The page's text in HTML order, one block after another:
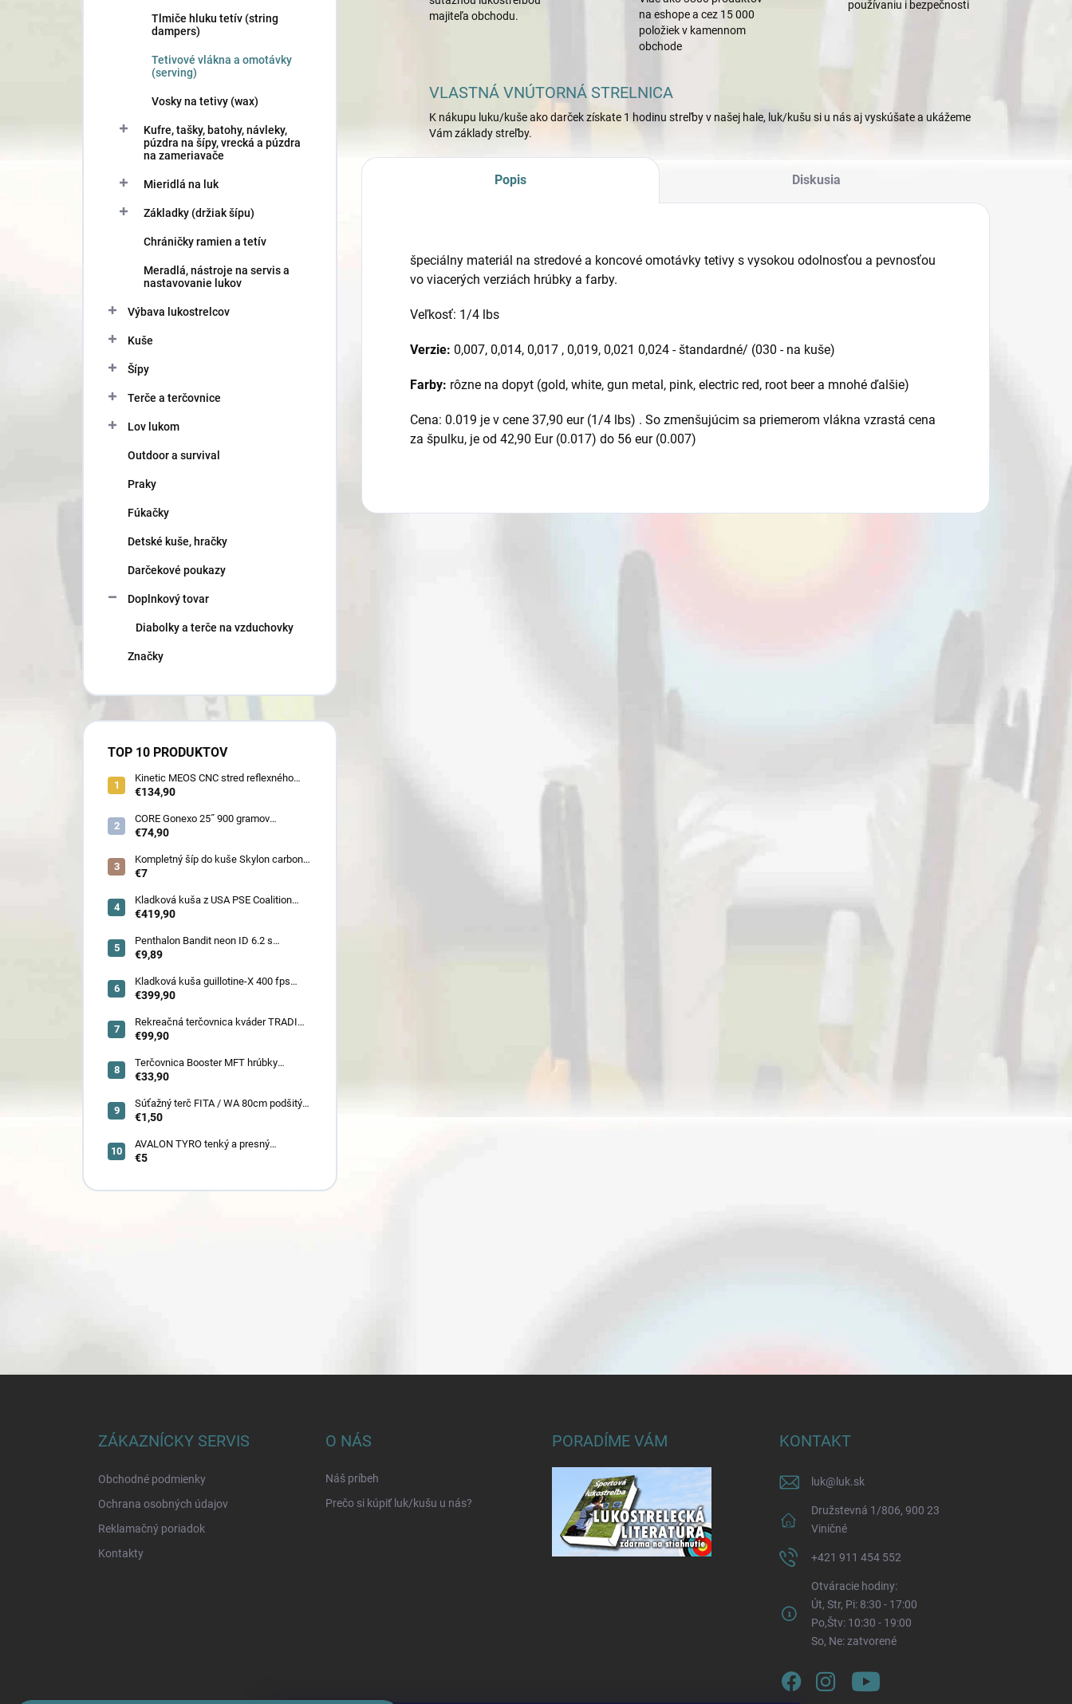
Tlmiče hluku tetív (string
dampers)
Tetivové vlákna a omotávky
(serving)
Vosky na tetivy (wax)
Kufre, tašky, batohy, návleky,
púzdra na šípy, vrecká a púzdra
na zameriavače
Mieridlá na luk
Základky (držiak šípu)
Chráničky ramien a tetív
Meradlá, nástroje na servis a
nastavovanie lukov
Výbava lukostrelcov
Kuše
Šípy
Terče a terčovnice
Lov lukom
Outdoor a survival
Praky
Fúkačky
Detské kuše, hračky
Darčekové poukazy
Doplnkový tovar
Diabolky a terče na vzduchovky
Značky
TOP 10 PRODUKTOV
Kinetic MEOS CNC stred reflexného
luku 21˝ pre deti 900 gramov
€134,90
CORE Gonexo 25˝ 900 gramov
jednofarebný (ľahký stred pre mužov,
!!
€74,90
Kompletný šíp do kuše Skylon carbon
3K z pevného karbónu v rozmeroch
quill a diablo
€7
Kladková kuša z USA PSE Coalition
frontier 380 fps (80178) - superakcia !
€419,90
Penthalon Bandit neon ID 6.2 s
prírodnými letkami
€9,89
Kladková kuša guillotine-X 400 fps
camo so zabudovaným nášľapom
€399,90
Rekreačná terčovnica kváder TRADI
80x80x22 cm (6132)
€99,90
Terčovnica Booster MFT hrúbky
7cm/11cm/17cm
€33,90
Súťažný terč FITA / WA 80cm podšitý
(6005)
€1,50
AVALON TYRO tenký a presný
€5
majiteľa obchodu.
na eshope a cez 15 000
položiek v kamennom
obchode
používaniu i bezpečnosti
VLASTNÁ VNÚTORNÁ STRELNICA
K nákupu luku/kuše ako darček získate 1 hodinu streľby v našej hale, luk/kušu si u nás aj vyskúšate a ukážeme
Vám základy streľby.
Popis Diskusia
špeciálny materiál na stredové a koncové omotávky tetivy s vysokou odolnosťou a pevnosťou
vo viacerých verziách hrúbky a farby.
Veľkosť: 1/4 lbs
Verzie: 0,007, 0,014, 0,017 , 0,019, 0,021 0,024 - štandardné/ (030 - na kuše)
Farby: rôzne na dopyt (gold, white, gun metal, pink, electric red, root beer a mnohé ďalšie)
Cena: 0.019 je v cene 37,90 eur (1/4 lbs) . So zmenšujúcim sa priemerom vlákna vzrastá cena
za špulku, je od 42,90 Eur (0.017) do 56 eur (0.007)
ZÁKAZNÍCKY SERVIS
Obchodné podmienky
Ochrana osobných údajov
Reklamačný poriadok
Kontakty
O NÁS
Náš príbeh
Prečo si kúpiť luk/kušu u nás?
PORADÍME VÁM KONTAKT
luk@ luk.sk
Družstevná 1/806, 900 23
Viničné
+421 911 454 552
Otváracie hodiny:
Út, Str, Pi: 8:30 - 17:00
Po,Štv: 10:30 - 19:00
So, Ne: zatvorené